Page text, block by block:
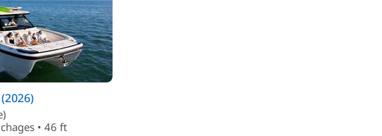
• 46 ft